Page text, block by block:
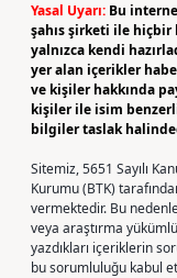
Yasal Uyarı: Bu
şahıs şirketi ile hiçbir
yalnızca kendi
yer alan içerikler
ve kişiler hakkında
kişiler ile isim
bilgiler taslak
Sitemiz, 5651 Sayılı
Kurumu (BTK)
vermektedir. Bu
veya araştırma
yazdıkları içeriklerin
bu sorumluluğu kabul